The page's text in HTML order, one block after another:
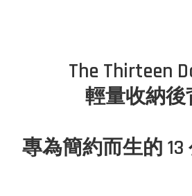
The Thirteen
輕量收納後
專為簡約而生的